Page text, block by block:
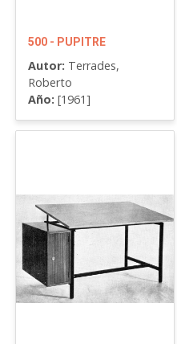
500 - PUPITRE
Autor: Terrades,
Roberto
Año: [1961]